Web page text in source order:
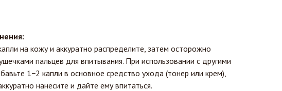
на кожу и аккуратно распределите, затем осторожно
пальцев для впитывания. При использовании с другими
1−2 капли в основное средство ухода (тонер или крем),
нанесите и дайте ему впитаться.